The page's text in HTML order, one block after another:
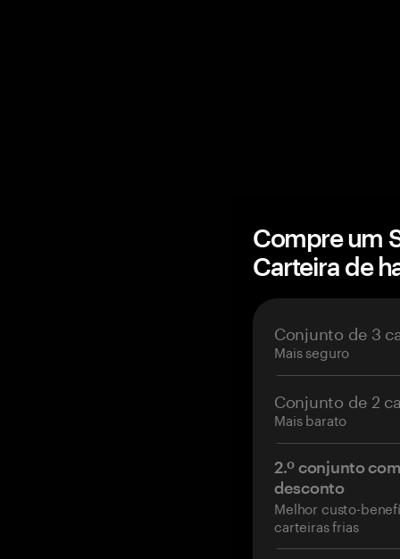
Compre um
Carteira de
Conjunto de 3
Mais seguro
Conjunto de 2
Mais barato
2.º conjunto
desconto
Melhor custo-
carteiras frias